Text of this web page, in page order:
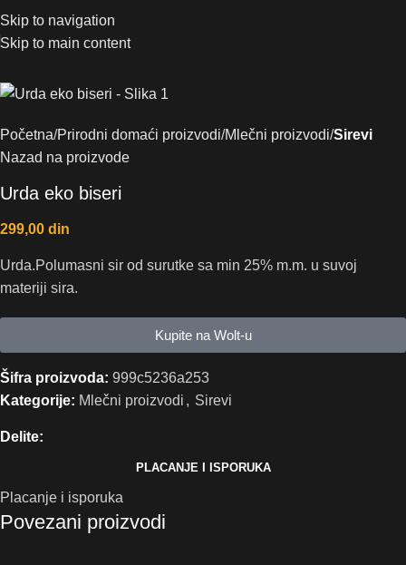
Skip to navigation
Skip to main content
Početna Prirodni domaći proizvodi Mlečni proizvodi Sirevi
Nazad na proizvode
Urda eko biseri
299,00 din
Urda.Polumasni sir od surutke sa min 25% m.m. u suvoj
materiji sira.
Kupite na Wolt-u
Šifra proizvoda: 999c5236a253
Kategorije: Mlečni proizvodi , Sirevi
Delite:
PLACANJE I ISPORUKA
Placanje i isporuka
Povezani proizvodi